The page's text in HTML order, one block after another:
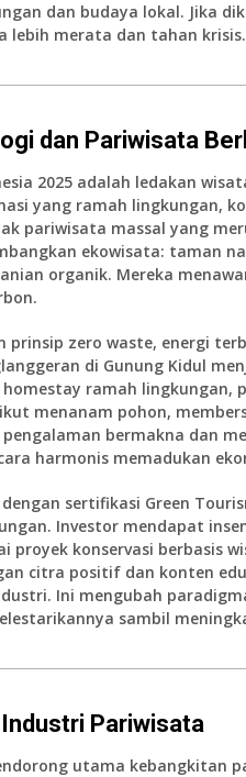
dan budaya lokal. Jika
lebih merata dan tahan krisis.
dan Pariwisata
2025 adalah ledakan
yang ramah lingkungan,
pariwisata massal yang
ekowisata: taman
organik. Mereka
prinsip zero waste, energi
di Gunung Kidul
ramah lingkungan,
menanam pohon,
bermakna dan
harmonis memadukan
sertifikasi Green
Investor mendapat
proyek konservasi berbasis
citra positif dan konten
Ini mengubah
sambil
Pariwisata
utama kebangkitan